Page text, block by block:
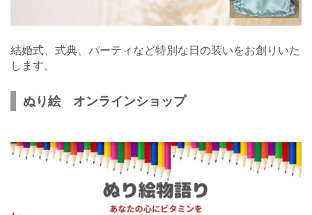
結婚式、式典、パーティなど特別な日の装いをお創りいた
します。
ぬり絵 オンラインショップ